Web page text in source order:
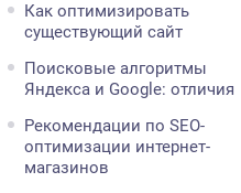
Как оптимизировать
существующий сайт
Поисковые алгоритмы
Яндекса и Google: отличия
Рекомендации по SEO-
оптимизации интернет-
магазинов